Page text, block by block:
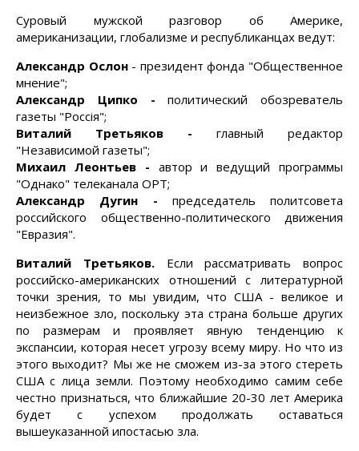
Суровый мужской разговор об Америке,
американизации, глобализме и республиканцах ведут:
Александр Ослон- президент фонда "Общественное
мнение";
Александр Ципко - политический обозреватель
газеты "Россiя";
Виталий Третьяков - главный редактор
"Независимой газеты";
Михаил Леонтьев - автор и ведущий программы
"Однако" телеканала ОРТ;
Александр Дугин - председатель политсовета
российского общественно-политического движения
"Евразия".
Виталий Третьяков.Если рассматривать вопрос
российско-американских отношений с литературной
точки зрения, то мы увидим, что США - великое и
неизбежное зло, поскольку эта страна больше других
по размерам и проявляет явную тенденцию к
экспансии, которая несет угрозу всему миру. Но что из
этого выходит? Мы же не сможем из-за этого стереть
США с лица земли. Поэтому необходимо самим себе
честно признаться, что ближайшие 20-30 лет Америка
будет с успехом продолжать оставаться
вышеуказанной ипостасью зла.